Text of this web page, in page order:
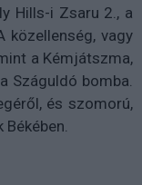
Hills-i Zsaru 2., a
közellenség, vagy
a Kémjátszma,
Száguldó bomba.
és szomorú,